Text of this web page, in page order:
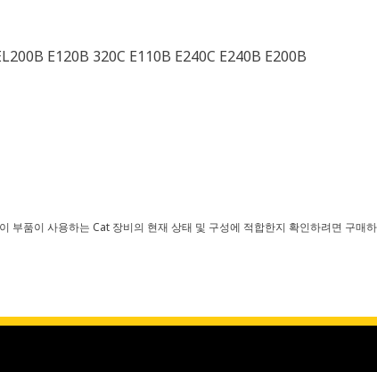
E120B 320C E110B E240C E240B E200B
부품이 사용하는 Cat 장비의 현재 상태 및 구성에 적합한지 확인하려면 구매